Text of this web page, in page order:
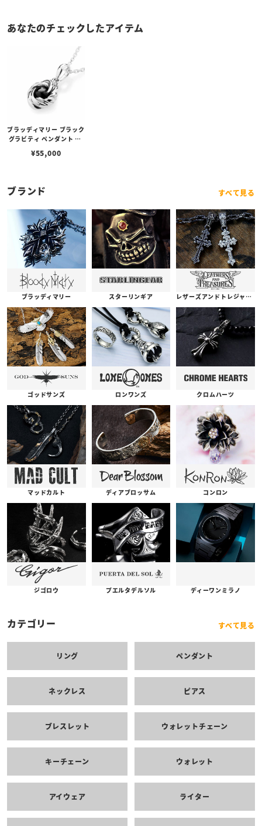
あなたのチェックしたアイテム
ブラッディマリー ブラック
グラビティ ペンダント w/
イト
¥55,000
ブランド すべて見る
ブラッディマリー スターリンギア レザーズアンドトレジャーズ
ゴッドサンズ ロンワンズ クロムハーツ
マッドカルト ディアブロッサム コンロン
ジゴロウ プエルタデルソル ディーワンミラノ
カテゴリー すべて見る
リング ペンダント
ネックレス ピアス
ブレスレット ウォレットチェーン
キーチェーン ウォレット
アイウェア ライター